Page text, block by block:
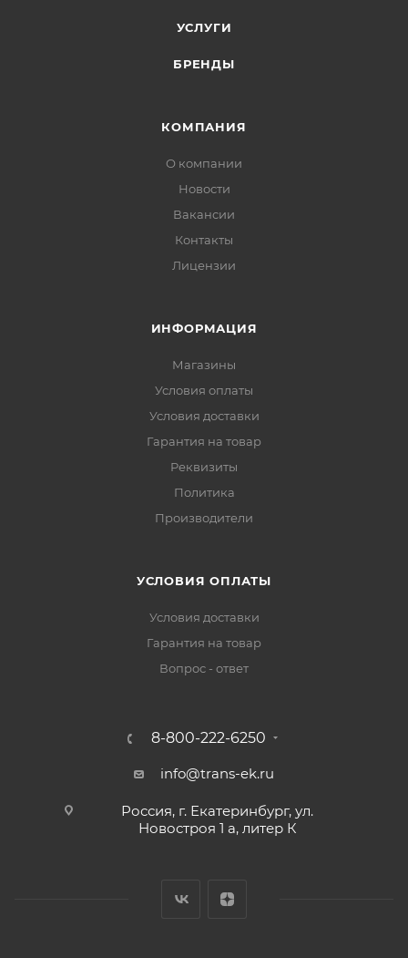
УСЛУГИ
БРЕНДЫ
КОМПАНИЯ
О компании
Новости
Вакансии
Контакты
Лицензии
ИНФОРМАЦИЯ
Магазины
Условия оплаты
Условия доставки
Гарантия на товар
Реквизиты
Политика
Производители
УСЛОВИЯ ОПЛАТЫ
Условия доставки
Гарантия на товар
Вопрос - ответ
8-800-222-6250
info@trans-ek.ru
Россия, г. Екатеринбург, ул.
Новостроя 1 а, литер К